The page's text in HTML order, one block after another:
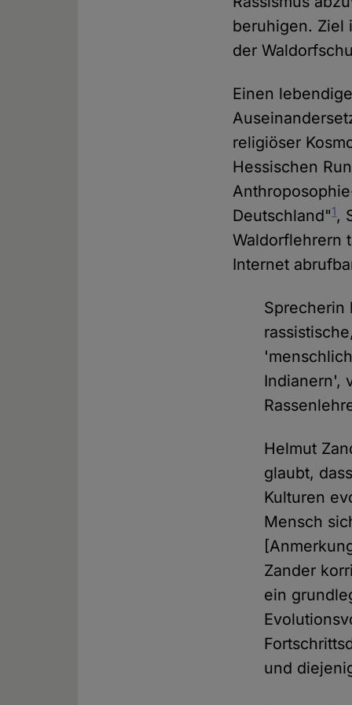
beruhigen. Ziel
der
Einen
religiöser
Hessischen
Deutschland"1,
Waldorflehrern
Internet
Sprecherin
Indianern',
Helmut
glaubt,
Kulturen
Mensch
Zander
ein
und